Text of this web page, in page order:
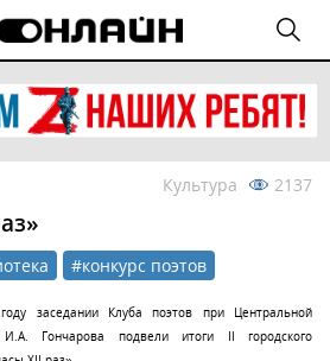
Культура 2137
#конкурс поэтов
заседании Клуба поэтов при Центральной
Гончарова подвели итоги II городского